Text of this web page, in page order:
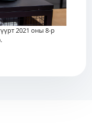
2021 оны 8-р